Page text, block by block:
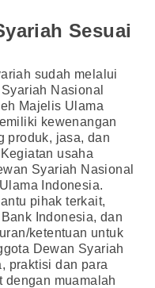
Sesuai
sudah melalui
Nasional
Majelis Ulama
kewenangan
produk, jasa, dan
usaha
Syariah Nasional
Indonesia.
pihak terkait,
Indonesia, dan
ketentuan untuk
Dewan Syariah
praktisi dan para
dengan muamalah